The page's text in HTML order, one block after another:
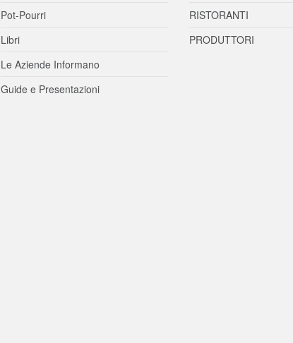
Pot-Pourri
Libri
Le Aziende Informano
Guide e Presentazioni
RISTORANTI
PRODUTTORI